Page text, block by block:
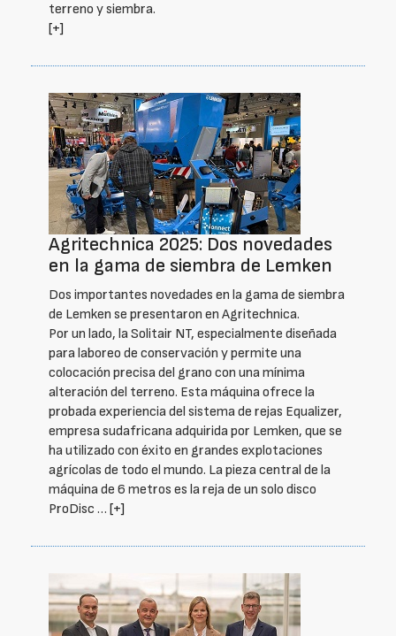
terreno y siembra.
[+]
Agritechnica 2025: Dos novedades
en la gama de siembra de Lemken
Dos importantes novedades en la gama de siembra
de Lemken se presentaron en Agritechnica.
Por un lado, la Solitair NT, especialmente diseñada
para laboreo de conservación y permite una
colocación precisa del grano con una mínima
alteración del terreno. Esta máquina ofrece la
probada experiencia del sistema de rejas Equalizer,
empresa sudafricana adquirida por Lemken, que se
ha utilizado con éxito en grandes explotaciones
agrícolas de todo el mundo. La pieza central de la
máquina de 6 metros es la reja de un solo disco
ProDisc … [+]